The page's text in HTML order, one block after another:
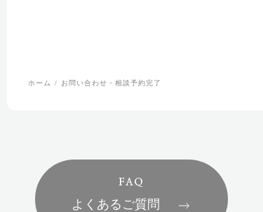
ホーム お問い合わせ・相談予約完了
FAQ
よくあるご質問